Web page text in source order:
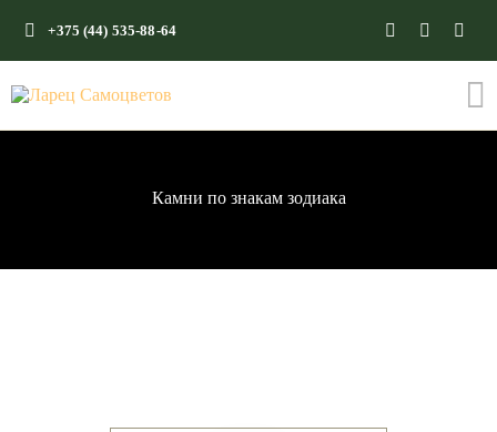
+375 (44) 535-88-64
Камни по знакам зодиака
ГЛАВНАЯ
КАМНИ СО СМЫСЛОМ
ЭНЕРГИЯ ФОРМ